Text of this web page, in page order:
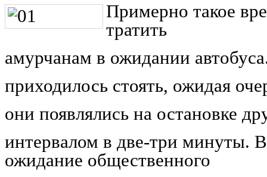
Примерно такое
тратить
амурчанам в ожидании
приходилось стоять, ожидая
они появлялись на остановке
интервалом в две-три минуты.
ожидание общественного